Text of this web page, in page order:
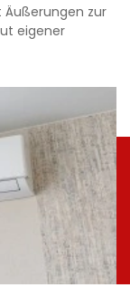
Äußerungen zur
eigener